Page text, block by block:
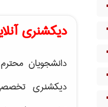
دیکشنری
دانشجویان
دیکشنری